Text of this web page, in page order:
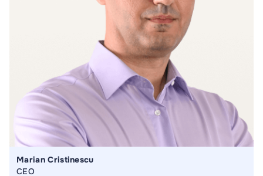
Marian Cristinescu
CEO